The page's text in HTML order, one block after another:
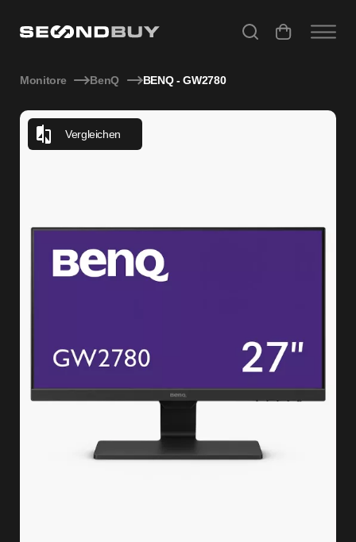
Monitore BenQ BENQ - GW2780
Vergleichen